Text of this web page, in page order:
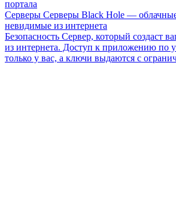
портала
Серверы Серверы Black Hole —
невидимые из интернета
Безопасность Сервер, который создаст
из интернета. Доступ к приложению по
только у вас, а ключи выдаются с